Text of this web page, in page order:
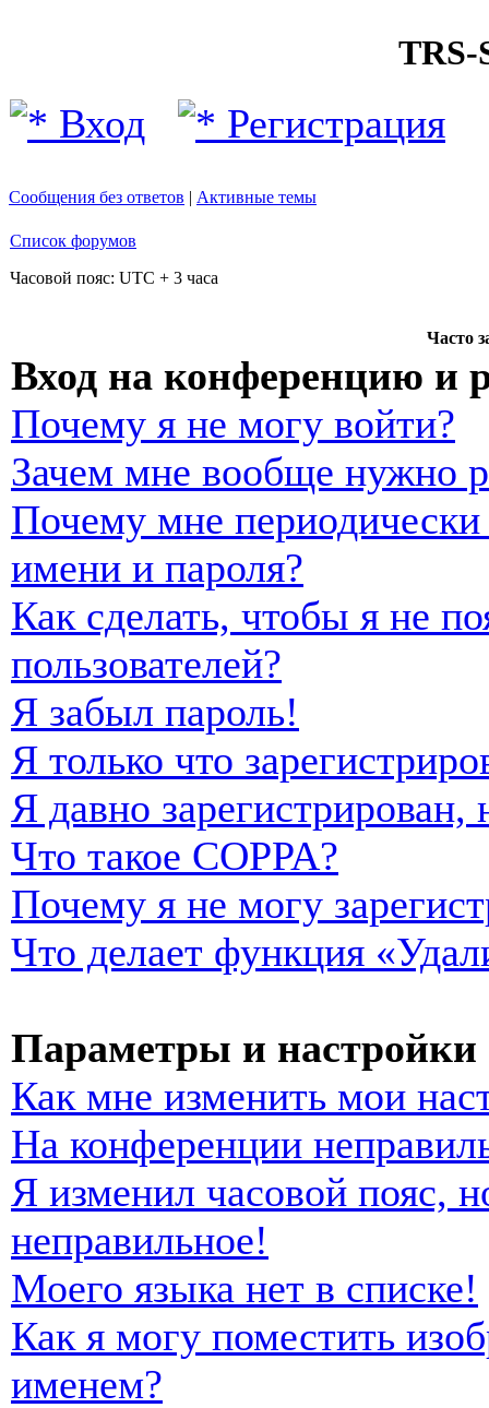
TRS-
Вход Регистрация
Сообщения без ответов | Активные темы
Список форумов
Часовой пояс: UTC + 3 часа
Часто
Вход на конференцию и
Почему я не могу войти?
Зачем мне вообще нужно
Почему мне периодически
имени и пароля?
Как сделать, чтобы я не
пользователей?
Я забыл пароль!
Я только что
Я давно
Что такое COPPA?
Почему я не могу
Что делает функция
Параметры и настройки
Как мне изменить мои
На конференции
Я изменил часовой пояс,
неправильное!
Моего языка нет в списке!
Как я могу поместить
именем?